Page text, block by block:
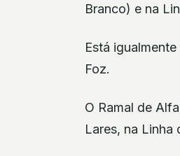
Branco) e na
Está
Foz.
O Ramal de
Lares, na Linha